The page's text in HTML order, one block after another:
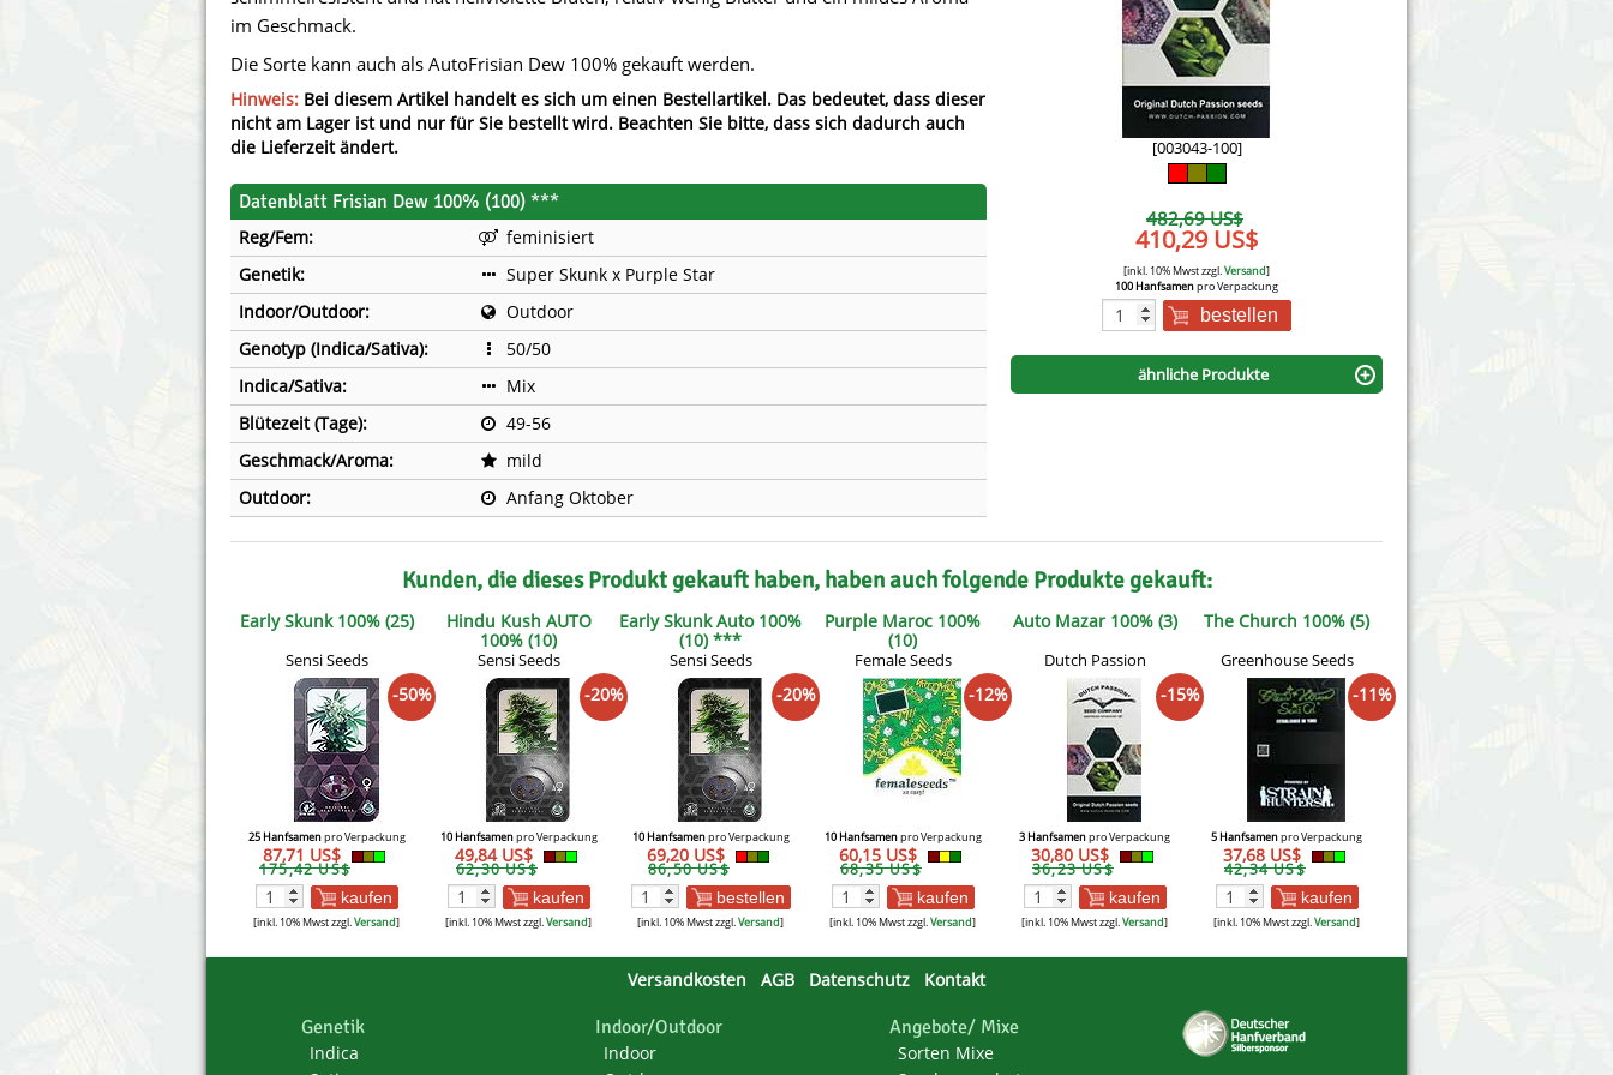
Annabelle´s Garden
Barney´s Farm
Blimburn Seeds
Bulk Seed Bank
Bulldog Seeds
Cannabella Genetics
Female Seeds
G13 Labs
Genehtik Seeds
Green Bodhi
House of the Great Gardener
Mandala
Medical Seeds Co.
Ministry of Cannabis
Philosopher Seeds
Silent Seeds
Söllner - Vadda's Marijuanabam
Sumo Seeds
Victory Seeds
Vision Seeds
White Label Seeds
World of Seeds
CBD Nutzhanfsamen
im Geschmack.
Die Sorte kann auch als AutoFrisian Dew 100% gekauft werden.
Hinweis: Bei diesem Artikel handelt es sich um einen Bestellartikel. Das bedeutet, dass dieser
nicht am Lager ist und nur für Sie bestellt wird. Beachten Sie bitte, dass sich dadurch auch
die Lieferzeit ändert.
Datenblatt Frisian Dew 100% (100) ***
Reg/Fem:
feminisiert
Genetik:
Super Skunk x Purple Star
Indoor/Outdoor:
Outdoor
Genotyp (Indica/Sativa):
50/50
Indica/Sativa:
Mix
Blütezeit (Tage):
49-56
Geschmack/Aroma:
mild
Outdoor:
Anfang Oktober
[003043-100]
482,69 US$
410,29 US$
[inkl. 10% Mwst zzgl.Versand]
100 Hanfsamenpro Verpackung
bestellen
ähnliche Produkte
Kunden, die dieses Produkt gekauft haben, haben auch folgende Produkte gekauft:
Early Skunk 100% (25)
Sensi Seeds
-50%
25 Hanfsamenpro Verpackung
87,71 US$
175,42 US$
kaufen
[inkl. 10% Mwst zzgl.Versand]
Hindu Kush AUTO
100% (10)
Sensi Seeds
-20%
10 Hanfsamenpro Verpackung
49,84 US$
62,30 US$
kaufen
[inkl. 10% Mwst zzgl.Versand]
Early Skunk Auto 100%
(10) ***
Sensi Seeds
-20%
10 Hanfsamenpro Verpackung
69,20 US$
86,50 US$
bestellen
[inkl. 10% Mwst zzgl.Versand]
Purple Maroc 100%
(10)
Female Seeds
-12%
10 Hanfsamenpro Verpackung
60,15 US$
68,35 US$
kaufen
[inkl. 10% Mwst zzgl.Versand]
Auto Mazar 100% (3)
Dutch Passion
-15%
3 Hanfsamenpro Verpackung
30,80 US$
36,23 US$
kaufen
[inkl. 10% Mwst zzgl.Versand]
The Church 100% (5)
Greenhouse Seeds
-11%
5 Hanfsamenpro Verpackung
37,68 US$
42,34 US$
kaufen
[inkl. 10% Mwst zzgl.Versand]
Versandkosten AGB Datenschutz Kontakt
Genetik
Indica
Indoor/Outdoor
Indoor
Angebote/ Mixe
Sorten Mixe